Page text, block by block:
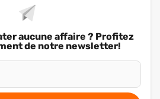
aucune affaire ? Profitez
de notre newsletter!